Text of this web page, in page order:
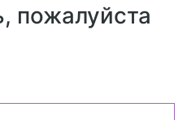
пожалуйста